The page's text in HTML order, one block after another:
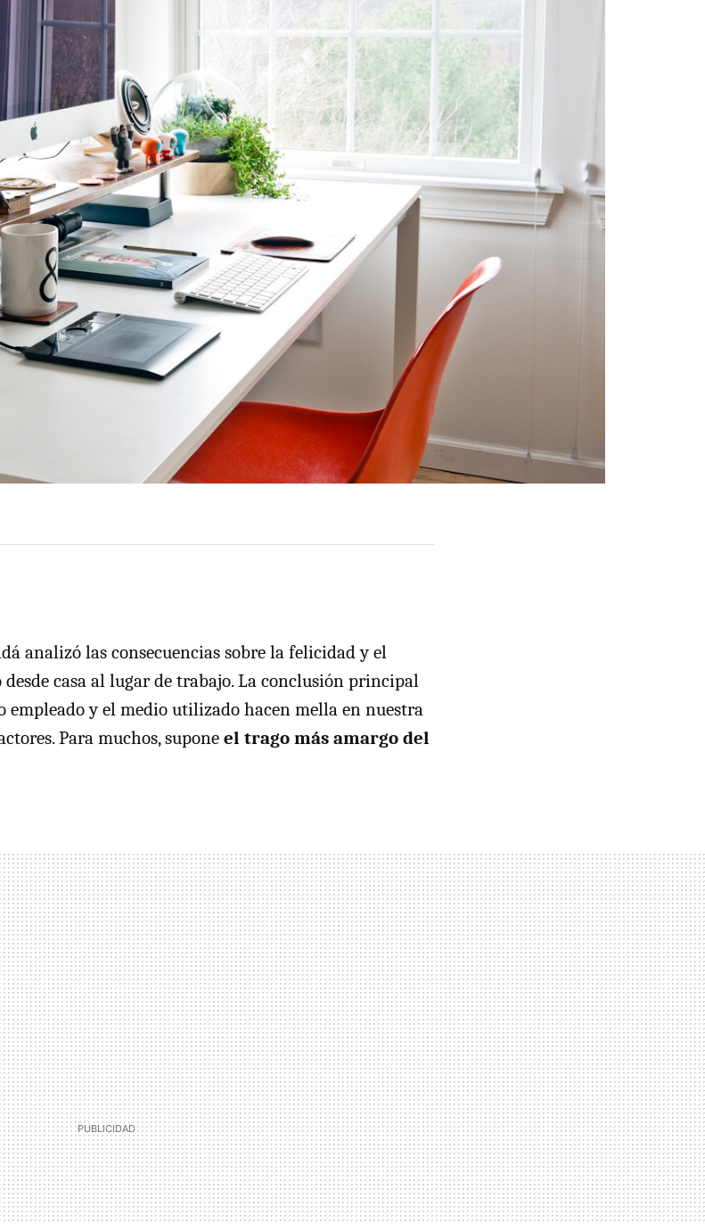
analizó las consecuencias sobre la felicidad y el
casa al lugar de trabajo. La conclusión principal
empleado y el medio utilizado hacen mella en nuestra
Para muchos, supone el trago más amargo del